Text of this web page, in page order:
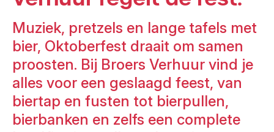
Muziek, pretzels en lange tafels met
bier, Oktoberfest draait om samen
proosten. Bij Broers Verhuur vind je
alles voor een geslaagd feest, van
biertap en fusten tot bierpullen,
bierbanken en zelfs een complete